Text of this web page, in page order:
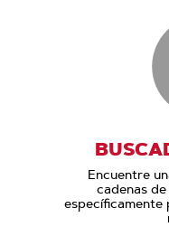
Encuentre
cadenas
específicamente